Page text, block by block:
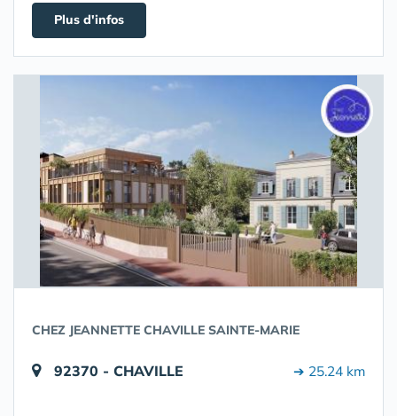
Plus d'infos
CHEZ JEANNETTE CHAVILLE SAINTE-MARIE
92370 - CHAVILLE ➔ 25.24 km